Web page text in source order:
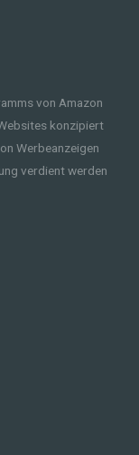
von Amazon
konzipiert
Werbeanzeigen
verdient werden